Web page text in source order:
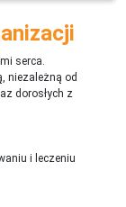
serca.
niezależną od
dorosłych z
i leczeniu